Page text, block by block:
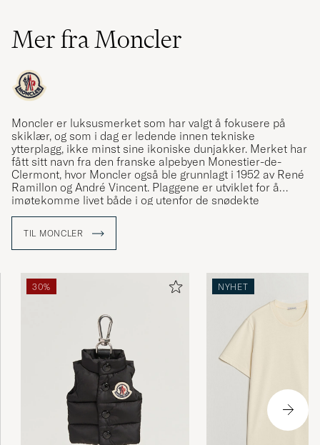
Mer fra Moncler
Moncler er luksusmerket som har valgt å fokusere på
skiklær, og som i dag er ledende innen tekniske
ytterplagg, ikke minst sine ikoniske dunjakker. Merket har
fått sitt navn fra den franske alpebyen Monestier-de-
Clermont, hvor Moncler også ble grunnlagt i 1952 av René
Ramillon og André Vincent. Plaggene er utviklet for å
imøtekomme livet både i og utenfor de snødekte
bakkene, og appellerer til både vintersportentusiaster og
av Moncler og tilbyr et nøye utvalgt sortiment av merkets
ikoniske plagg.
TIL MONCLER
30% NYHET